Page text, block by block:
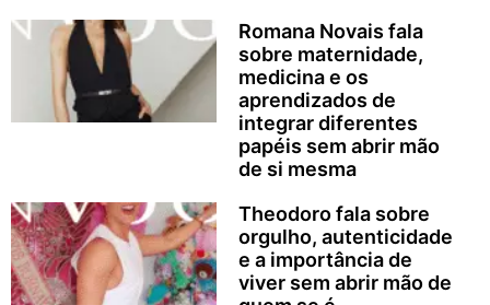
Romana Novais fala
sobre maternidade,
medicina e os
aprendizados de
integrar diferentes
papéis sem abrir mão
de si mesma
Theodoro fala sobre
orgulho, autenticidade
e a importância de
viver sem abrir mão de